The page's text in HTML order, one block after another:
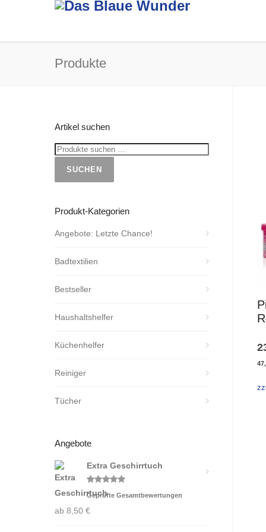
Produkte
Artikel suchen
SUCHEN
Produkt-Kategorien
Angebote: Letzte Chance!
Badtextilien
Bestseller
Haushaltshelfer
Küchenhelfer
Reiniger
Tücher
Angebote
Extra Geschirrtuch
Bewertet
mit5.00
Geprüfte Gesamtbewertungen
ab 8,50 €